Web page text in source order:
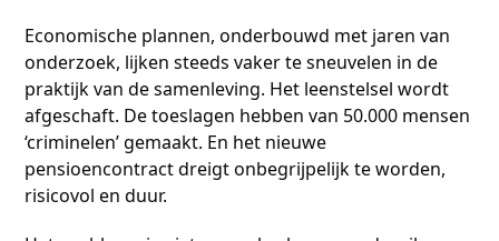
Economische plannen, onderbouwd met jaren van
onderzoek, lijken steeds vaker te sneuvelen in de
praktijk van de samenleving. Het leenstelsel wordt
afgeschaft. De toeslagen hebben van 50.000 mensen
‘criminelen’ gemaakt. En het nieuwe
pensioencontract dreigt onbegrijpelijk te worden,
risicovol en duur.